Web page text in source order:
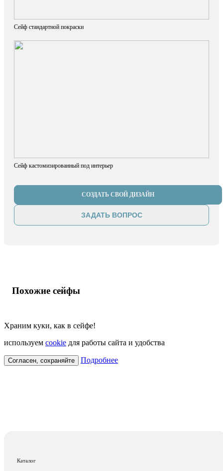
Каталог
Сейф стандартной покраски
Сейф кастомизированный под интерьер
СОЗДАТЬ СВОЙ ДИЗАЙН
ЗАДАТЬ ВОПРОС
Похожие сейфы
Храним куки, как в сейфе!
используем cookie для работы сайта и удобства
Согласен, сохраняйте Подробнее